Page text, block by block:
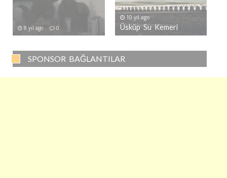
8 yıl ago 0
10 yıl ago
Üsküp Su Kemeri
SPONSOR BAĞLANTILAR